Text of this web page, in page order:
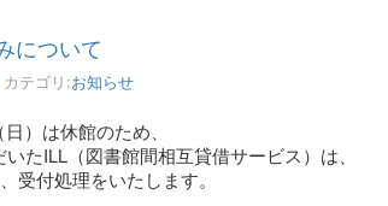
について
テゴリ:お知らせ
）は休館のため、
たILL（図書館間相互貸借サービス）は、
受付処理をいたします。